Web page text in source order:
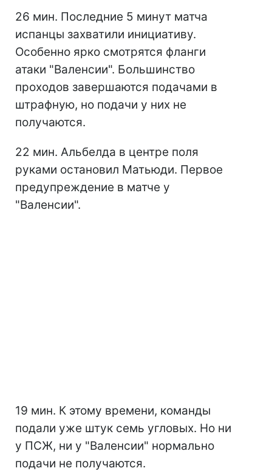
26 мин. Последние 5 минут матча
испанцы захватили инициативу.
Особенно ярко смотрятся фланги
атаки "Валенсии". Большинство
проходов завершаются подачами в
штрафную, но подачи у них не
получаются.
22 мин. Альбелда в центре поля
руками остановил Матьюди. Первое
предупреждение в матче у
"Валенсии".
19 мин. К этому времени, команды
подали уже штук семь угловых. Но ни
у ПСЖ, ни у "Валенсии" нормально
подачи не получаются.